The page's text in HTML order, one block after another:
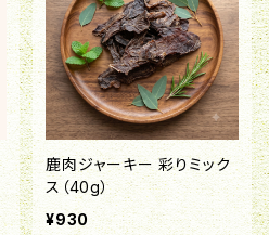
鹿肉ジャーキー 彩りミック
ス（40g）
¥930